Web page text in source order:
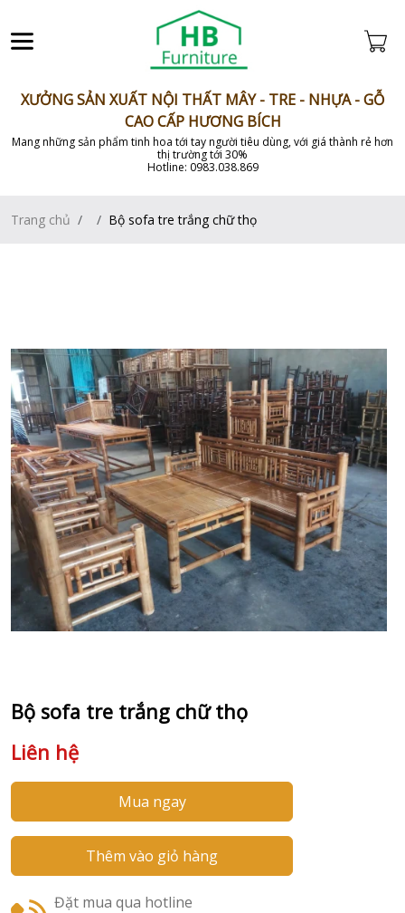
XƯỞNG SẢN XUẤT NỘI THẤT MÂY - TRE - NHỰA - GỖ
CAO CẤP HƯƠNG BÍCH
Mang những sản phẩm tinh hoa tới tay người tiêu dùng, với giá thành rẻ hơn
thị trường tới 30%
Hotline: 0983.038.869
Trang chủ Bộ sofa tre trắng chữ thọ
Bộ sofa tre trắng chữ thọ
Liên hệ
Mua ngay
Thêm vào giỏ hàng
Đặt mua qua hotline